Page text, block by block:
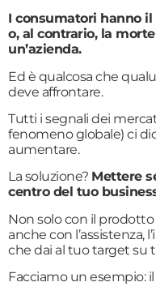
I consumatori hanno
o, al contrario, la
un’azienda.
Ed è qualcosa che
deve affrontare.
Tutti i segnali dei
fenomeno globale) ci
aumentare.
La soluzione? Mettere
centro del tuo
Non solo con il
anche con l’assistenza,
che dai al tuo target su
Facciamo un esempio: